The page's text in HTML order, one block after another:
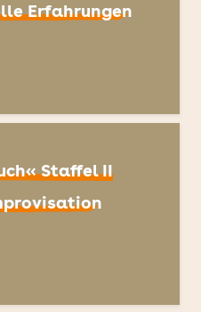
Erfahrungen
Staffel II